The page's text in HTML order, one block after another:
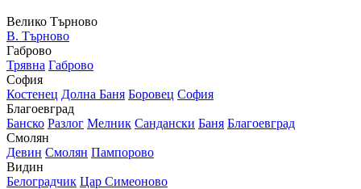
Велико Търново
В. Търново
Габрово
Трявна Габрово
София
Костенец Долна Баня Боровец София
Благоевград
Банско Разлог Мелник Сандански Баня Благоевград
Смолян
Девин Смолян Пампорово
Видин
Белоградчик Цар Симеоново